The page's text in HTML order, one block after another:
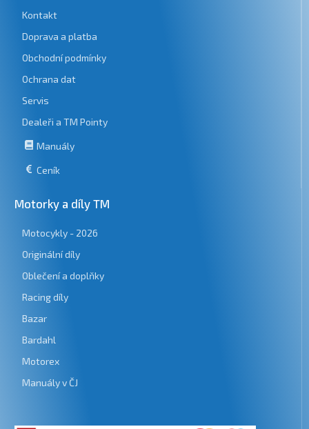
Kontakt
Doprava a platba
Obchodní podmínky
Ochrana dat
Servis
Dealeři a TM Pointy
Manuály
Ceník
Motorky a díly TM
Motocykly - 2026
Originální díly
Oblečení a doplňky
Racing díly
Bazar
Bardahl
Motorex
Manuály v ČJ